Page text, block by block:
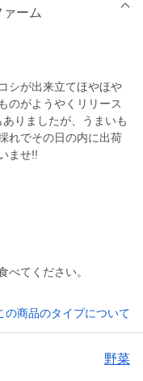
ーム
シが出来立てほやほや
のがようやくリリース
りましたが、うまいも
れでその日の内に出荷
ませ!!
べてください。
の商品のタイプについて
野菜